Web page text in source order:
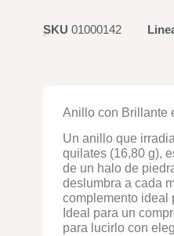
SKU 01000142
Anillo con Brillante
Un anillo que
quilates (16,80 g),
de un halo de
deslumbra a cada
complemento ideal
Ideal para un
para lucirlo con